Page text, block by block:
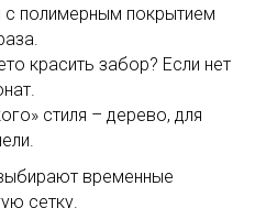
с полимерным покрытием
красить забор? Если нет
стиля – дерево, для
временные
сетку.